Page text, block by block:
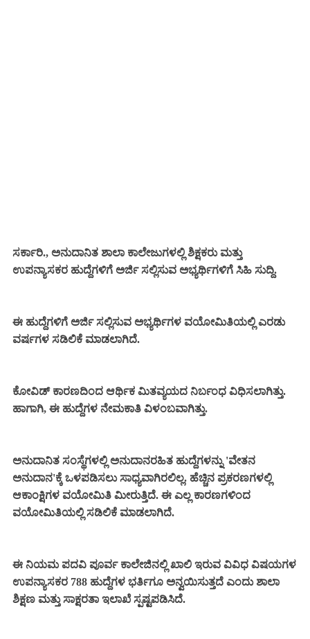
ಸರ್ಕಾರಿ., ಅನುದಾನಿತ ಶಾಲಾ ಕಾಲೇಜುಗಳಲ್ಲಿ ಶಿಕ್ಷಕರು ಮತ್ತು
ಉಪನ್ಯಾಸಕರ ಹುದ್ದೆಗಳಿಗೆ ಅರ್ಜಿ ಸಲ್ಲಿಸುವ ಅಭ್ಯರ್ಥಿಗಳಿಗೆ ಸಿಹಿ ಸುದ್ದಿ.
ಈ ಹುದ್ದೆಗಳಿಗೆ ಅರ್ಜಿ ಸಲ್ಲಿಸುವ ಅಭ್ಯರ್ಥಿಗಳ ವಯೋಮಿತಿಯಲ್ಲಿ ಎರಡು
ವರ್ಷಗಳ ಸಡಿಲಿಕೆ ಮಾಡಲಾಗಿದೆ.
ಕೋವಿಡ್ ಕಾರಣದಿಂದ ಆರ್ಥಿಕ ಮಿತವ್ಯಯದ ನಿರ್ಬಂಧ ವಿಧಿಸಲಾಗಿತ್ತು.
ಹಾಗಾಗಿ, ಈ ಹುದ್ದೆಗಳ ನೇಮಕಾತಿ ವಿಳಂಬವಾಗಿತ್ತು.
ಅನುದಾನಿತ ಸಂಸ್ಥೆಗಳಲ್ಲಿ ಅನುದಾನರಹಿತ ಹುದ್ದೆಗಳನ್ನು 'ವೇತನ
ಅನುದಾನ'ಕ್ಕೆ ಒಳಪಡಿಸಲು ಸಾಧ್ಯವಾಗಿರಲಿಲ್ಲ. ಹೆಚ್ಚಿನ ಪ್ರಕರಣಗಳಲ್ಲಿ
ಆಕಾಂಕ್ಷಿಗಳ ವಯೋಮಿತಿ ಮೀರುತ್ತಿದೆ. ಈ ಎಲ್ಲ ಕಾರಣಗಳಿಂದ
ವಯೋಮಿತಿಯಲ್ಲಿ ಸಡಿಲಿಕೆ ಮಾಡಲಾಗಿದೆ.
ಈ ನಿಯಮ ಪದವಿ ಪೂರ್ವ ಕಾಲೇಜಿನಲ್ಲಿ ಖಾಲಿ ಇರುವ ವಿವಿಧ ವಿಷಯಗಳ
ಉಪನ್ಯಾಸಕರ 788 ಹುದ್ದೆಗಳ ಭರ್ತಿಗೂ ಅನ್ವಯಿಸುತ್ತದೆ ಎಂದು ಶಾಲಾ
ಶಿಕ್ಷಣ ಮತ್ತು ಸಾಕ್ಷರತಾ ಇಲಾಖೆ ಸ್ಪಷ್ಟಪಡಿಸಿದೆ.